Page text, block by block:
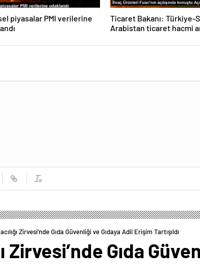
piyasalar PMI verilerine
Ticaret Bakanı: Türkiye-
Arabistan ticaret hacmi
Zirvesi’nde Gıda Güvenliği ve Gıdaya Adil Erişim Tartışıldı
Zirvesi’nde Gıda